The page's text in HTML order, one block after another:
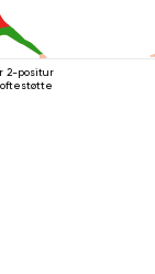
2-positur